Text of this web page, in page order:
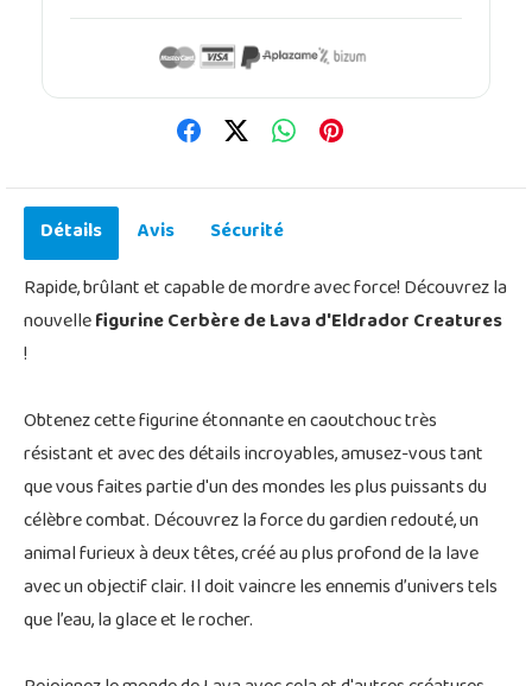
Détails Avis
Sécurité
Rapide, brûlant et capable de mordre avec force! Découvrez la
nouvellefigurine Cerbère de Lava d'Eldrador Creatures
!
Obtenez cette figurine étonnante en caoutchouc très
résistant et avec des détails incroyables, amusez-vous tant
que vous faites partie d'un des mondes les plus puissants du
célèbre combat. Découvrez la force du gardien redouté, un
animal furieux à deux têtes, créé au plus profond de la lave
avec un objectif clair. Il doit vaincre les ennemis d’univers tels
que l’eau, la glace et le rocher.